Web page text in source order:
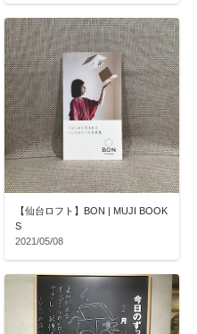
【仙台ロフト】BON | MUJI BOOK
S
2021/05/08